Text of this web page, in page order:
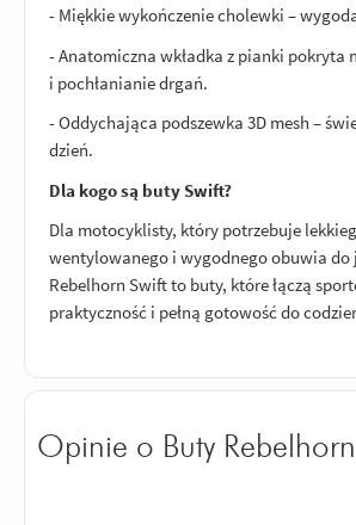
- Miękkie wykończenie cholewki –
- Anatomiczna wkładka z pianki pokryta
i pochłanianie drgań.
- Oddychająca podszewka 3D mesh –
dzień.
Dla kogo są buty Swift?
Dla motocyklisty, który potrzebuje
wentylowanego i wygodnego obuwia do
Rebelhorn Swift to buty, które łączą
praktyczność i pełną gotowość do
Opinie o Buty